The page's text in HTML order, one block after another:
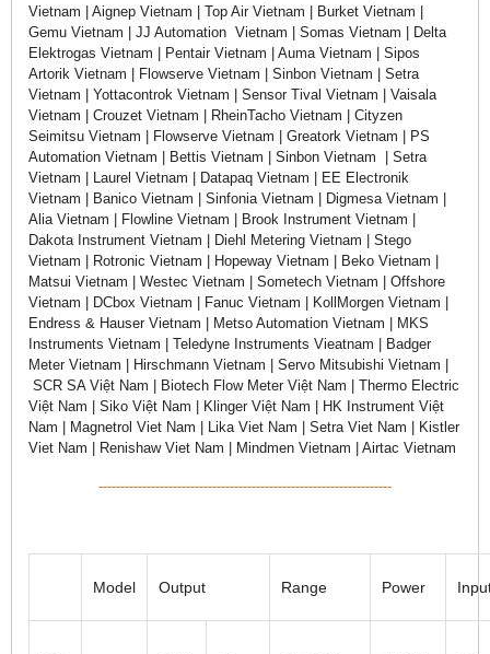
Vietnam | Aignep Vietnam | Top Air Vietnam | Burket Vietnam |
Gemu Vietnam | JJ Automation Vietnam | Somas Vietnam | Delta
Elektrogas Vietnam | Pentair Vietnam | Auma Vietnam | Sipos
Artorik Vietnam | Flowserve Vietnam | Sinbon Vietnam | Setra
Vietnam | Yottacontrok Vietnam | Sensor Tival Vietnam | Vaisala
Vietnam | Crouzet Vietnam | RheinTacho Vietnam | Cityzen
Seimitsu Vietnam | Flowserve Vietnam | Greatork Vietnam | PS
Automation Vietnam | Bettis Vietnam | Sinbon Vietnam | Setra
Vietnam | Laurel Vietnam | Datapaq Vietnam | EE Electronik
Vietnam | Banico Vietnam | Sinfonia Vietnam | Digmesa Vietnam |
Alia Vietnam | Flowline Vietnam | Brook Instrument Vietnam |
Dakota Instrument Vietnam | Diehl Metering Vietnam | Stego
Vietnam | Rotronic Vietnam | Hopeway Vietnam | Beko Vietnam |
Matsui Vietnam | Westec Vietnam | Sometech Vietnam | Offshore
Vietnam | DCbox Vietnam | Fanuc Vietnam | KollMorgen Vietnam |
Endress & Hauser Vietnam | Metso Automation Vietnam | MKS
Instruments Vietnam | Teledyne Instruments Vieatnam | Badger
Meter Vietnam | Hirschmann Vietnam | Servo Mitsubishi Vietnam |
SCR SA Việt Nam | Biotech Flow Meter Việt Nam | Thermo Electric
Việt Nam | Siko Việt Nam | Klinger Việt Nam | HK Instrument Việt
Nam | Magnetrol Viet Nam | Lika Viet Nam | Setra Viet Nam | Kistler
Viet Nam | Renishaw Viet Nam | Mindmen Vietnam | Airtac Vietnam
-------------------------------------------------------------------
Model Output Range Power